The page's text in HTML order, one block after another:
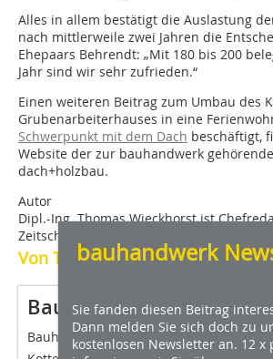
Alles in allem bestätigt die Auslastung
nach mittlerweile zwei Jahren die
Ehepaars Behrendt: „Mit 180 bis 200
Jahr sind wir sehr zufrieden.“
Einen weiteren Beitrag zum Umbau des
Grubenarbeiterhauses in eine
Schwerpunkt mit dem Dach beschäftigt,
Website der zur bauhandwerk
dach+holzbau.
Autor
Dipl.-Ing. Thomas Wieckhorst ist
Zeitschriften bauhandwerk und
Von Thomas Wieckhorst
Baubeteiligte (Auswahl)
Bauherren und Planung Corinna und
bauhandwerk
Sie fanden diesen Beitrag
Dann melden Sie sich doch zu
kostenlosen Newsletter an. 12 x